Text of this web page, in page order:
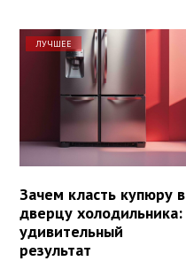
ЛУЧШЕЕ
Зачем класть купюру в
дверцу холодильника:
удивительный
результат